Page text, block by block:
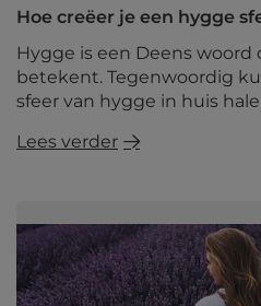
Hoe creëer je een hygge
Hygge is een Deens
betekent. Tegenwoordig
sfeer van hygge in huis
Lees verder